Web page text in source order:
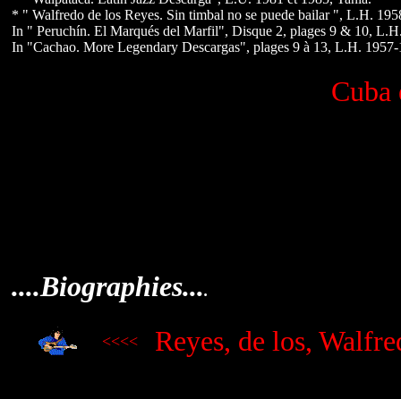
* " Walfredo de los Reyes. Sin timbal no se puede bailar ", L.H.
In " Peruchín. El Marqués del Marfil", Disque 2, plages 9 & 10,
In "Cachao. More Legendary Descargas", plages 9 à 13, L.H.
Cuba
....Biographies....
<<<< Reyes, de los,